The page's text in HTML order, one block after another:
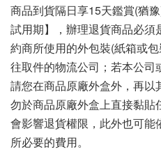
商品到貨隔日享15天鑑賞(猶
試用期】，辦理退貨商品必
約商所使用的外包裝(紙箱或
往取件的物流公司；若本公司
請您在商品原廠外盒外，再
勿於商品原廠外盒上直接黏
會影響退貨權限，此外也可
所必要的費用。